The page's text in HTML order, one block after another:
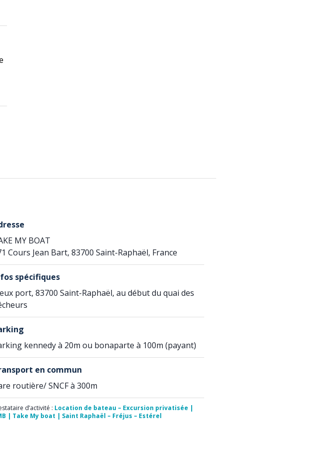
MY BOAT
Cours Jean Bart, 83700 Saint-Raphaël, France
spécifiques
port, 83700 Saint-Raphaël, au début du quai des
kennedy à 20m ou bonaparte à 100m (payant)
en commun
routière/ SNCF à 300m
d’activité : Location de bateau – Excursion privatisée |
| Take My boat | Saint Raphaël – Fréjus – Estérel